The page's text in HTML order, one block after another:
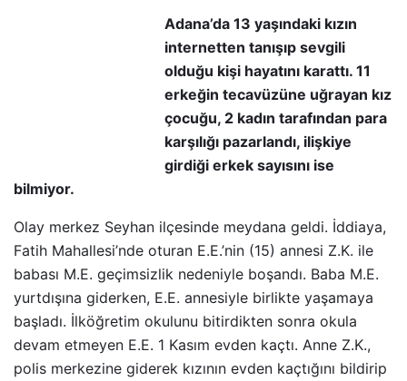
Adana’da 13 yaşındaki kızın
internetten tanışıp sevgili
olduğu kişi hayatını karattı. 11
erkeğin tecavüzüne uğrayan kız
çocuğu, 2 kadın tarafından para
karşılığı pazarlandı, ilişkiye
girdiği erkek sayısını ise
bilmiyor.
Olay merkez Seyhan ilçesinde meydana geldi. İddiaya,
Fatih Mahallesi’nde oturan E.E.’nin (15) annesi Z.K. ile
babası M.E. geçimsizlik nedeniyle boşandı. Baba M.E.
yurtdışına giderken, E.E. annesiyle birlikte yaşamaya
başladı. İlköğretim okulunu bitirdikten sonra okula
devam etmeyen E.E. 1 Kasım evden kaçtı. Anne Z.K.,
polis merkezine giderek kızının evden kaçtığını bildirip